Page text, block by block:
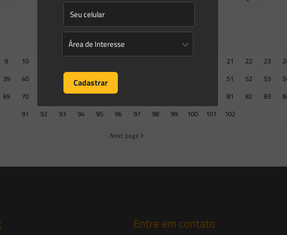
Prev page
9 10 21 22 23
39 40 43 44 51 52 53
69 70 72 73 74 75 81 82 83
91
92 93 94 95 96 97 98 99 100 101 102
Next page
Entre em contato